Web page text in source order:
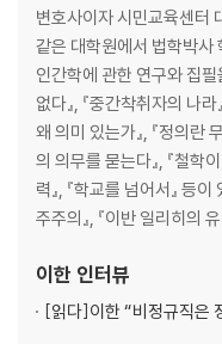
‘표현주의’ 논증 169
장애권 논증에 대응하기 170
불법행위로 인한 삶 175
보조 생식술과 인공 생식술 177
생식 윤리와 성윤리 178
출생의 비극과 산부인학
미래 사람들을 단지 수단으
이익의 네 종류 190
어떤 이익이 도덕적으로 유
의식은 언제 시작되는가? 202
변호사이자 시민교육센터
같은 대학원에서 법학박사
인간학에 관한 연구와 집필
없다』, 『중간착취자의 나라
왜 의미 있는가』, 『정의란
의 의무를 묻는다』, 『철학
력』, 『학교를 넘어서』 등
주주의』, 『이반 일리히의
이한 인터뷰
[읽다]이한 “비정규직은